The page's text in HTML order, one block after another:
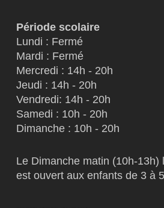
Période scolaire
Lundi : Fermé
Mardi : Fermé
Mercredi : 14h - 20h
Jeudi : 14h - 20h
Vendredi: 14h - 20h
Samedi : 10h - 20h
Dimanche : 10h - 20h
Le Dimanche matin (10h-13h)
est ouvert aux enfants de 3 à